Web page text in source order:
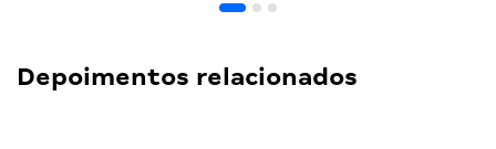
Depoimentos relacionados